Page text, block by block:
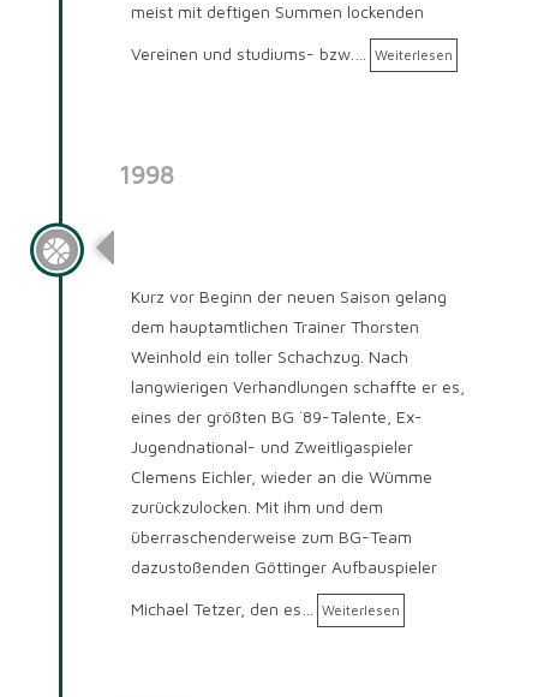
meist mit deftigen Summen lockenden
Vereinen und studiums- bzw.… Weiterlesen
1998
Kurz vor Beginn der neuen Saison gelang
dem hauptamtlichen Trainer Thorsten
Weinhold ein toller Schachzug. Nach
langwierigen Verhandlungen schaffte er es,
eines der größten BG ´89-Talente, Ex-
Jugendnational- und Zweitligaspieler
Clemens Eichler, wieder an die Wümme
zurückzulocken. Mit ihm und dem
überraschenderweise zum BG-Team
dazustoßenden Göttinger Aufbauspieler
Michael Tetzer, den es… Weiterlesen